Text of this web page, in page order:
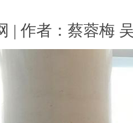
| 作者：蔡蓉梅